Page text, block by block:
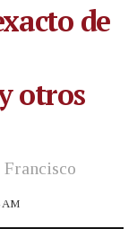
de
otros
Francisco
AM